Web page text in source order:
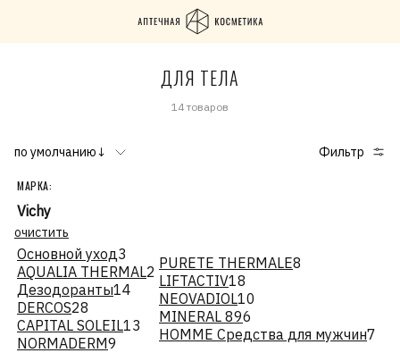
ДЛЯ ТЕЛА
14 товаров
по умолчанию↓ Фильтр
МАРКА:
Vichy
очистить
Основной уход3
AQUALIA THERMAL2
Дезодоранты14
DERCOS28
CAPITAL SOLEIL13
NORMADERM9
PURETE THERMALE8
LIFTACTIV18
NEOVADIOL10
MINERAL 896
HOMME Средства для мужчин7